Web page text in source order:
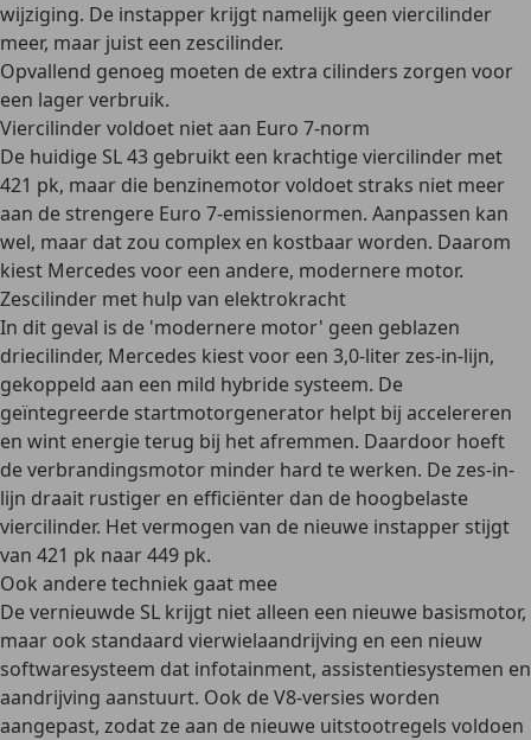
wijziging. De instapper krijgt namelijk geen viercilinder
meer, maar juist een zescilinder.
Opvallend genoeg moeten de extra cilinders zorgen voor
een lager verbruik.
Viercilinder voldoet niet aan Euro 7-norm
De huidige SL 43 gebruikt een krachtige viercilinder met
421 pk, maar die benzinemotor voldoet straks niet meer
aan de strengere Euro 7-emissienormen. Aanpassen kan
wel, maar dat zou complex en kostbaar worden. Daarom
kiest Mercedes voor een andere, modernere motor.
Zescilinder met hulp van elektrokracht
In dit geval is de 'modernere motor' geen geblazen
driecilinder, Mercedes kiest voor een 3,0-liter zes-in-lijn,
gekoppeld aan een mild hybride systeem. De
geïntegreerde startmotorgenerator helpt bij accelereren
en wint energie terug bij het afremmen. Daardoor hoeft
de verbrandingsmotor minder hard te werken. De zes-in-
lijn draait rustiger en efficiënter dan de hoogbelaste
viercilinder. Het vermogen van de nieuwe instapper stijgt
van 421 pk naar 449 pk.
Ook andere techniek gaat mee
De vernieuwde SL krijgt niet alleen een nieuwe basismotor,
maar ook standaard vierwielaandrijving en een nieuw
softwaresysteem dat infotainment, assistentiesystemen en
aandrijving aanstuurt. Ook de V8-versies worden
aangepast, zodat ze aan de nieuwe uitstootregels voldoen